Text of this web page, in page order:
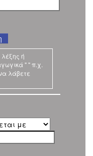
ή
" " π.χ.
λάβετε